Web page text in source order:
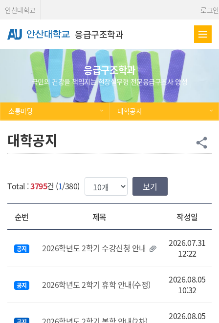
Skip Menu
안산대학교 로그인
응급구조학과
응급구조학과
국민의 건강을 책임지는 현장실무형 전문응급구조사 양성
소통마당 대학공지
대학공지 공
share
Total :3795건 (1/380) 한번에 보여질 게시물 갯수
순번 제목 작성일
공지 2026학년도 2학기 수강신청 안내
2026.07.31
12:22
공지 2026학년도 2학기 휴학 안내(수정)
2026.08.05
10:32
2026.08.05